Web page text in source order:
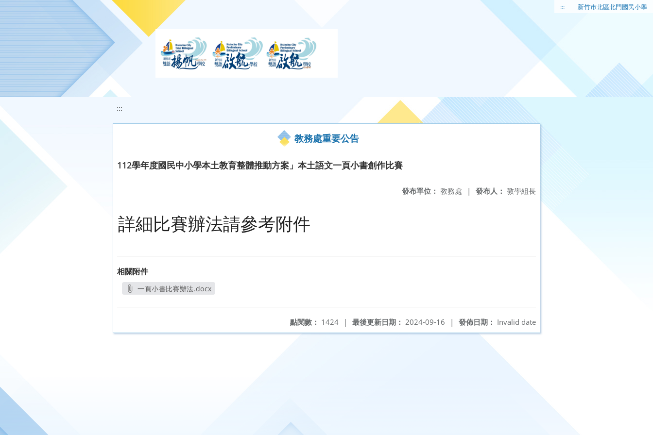
移至網頁之主要內容區位置 ::: 新竹市北區北門國民小學
:::
教務處重要公告
112學年度國民中小學本土教育整體推動方案」本土語文一頁小書創作比賽
發布人： 教學組長
發布單位： 教務處 |
詳細比賽辦法請參考附件
相關附件
一頁小書比賽辦法.docx
發佈日期： Invalid date
最後更新日期： 2024-09-16 |
點閱數： 1424 |